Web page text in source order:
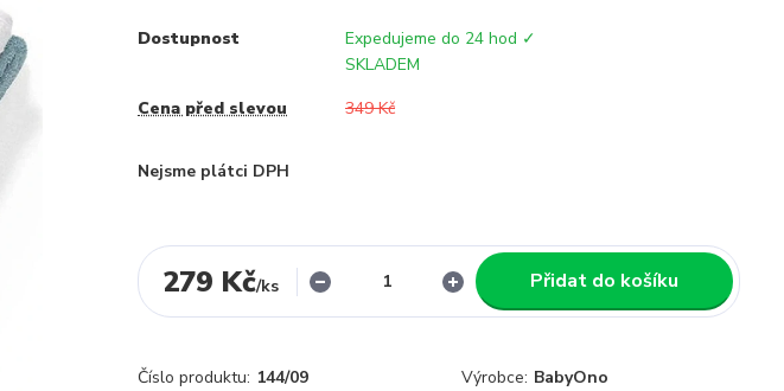
Dostupnost
Expedujeme do 24 hod ✓
SKLADEM
Cena před slevou
349 Kč
Nejsme plátci DPH
279 Kč/ks Přidat do košíku
Číslo produktu: 144/09 Výrobce: BabyOno